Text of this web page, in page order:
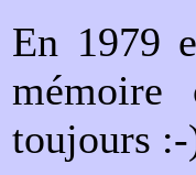
En 1979
mémoire
toujours :-